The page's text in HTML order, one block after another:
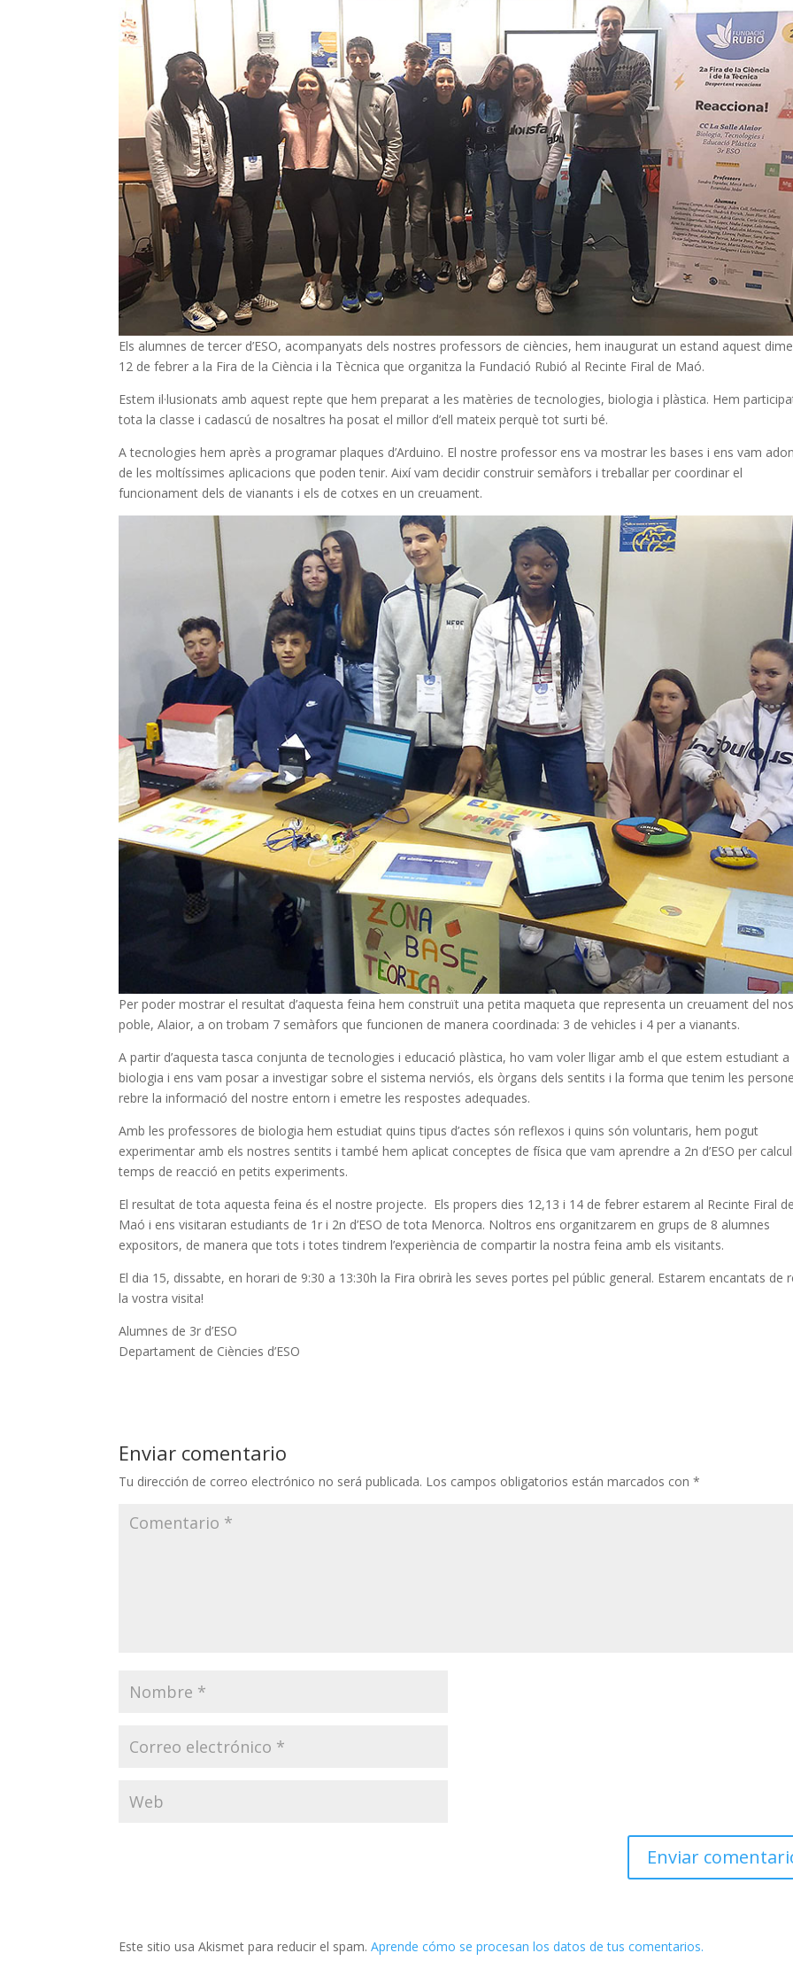
Els alumnes de tercer d’ESO, acompanyats dels nostres professors de ciències, hem inaugurat un estand aquest
12 de febrer a la Fira de la Ciència i la Tècnica que organitza la Fundació Rubió al Recinte Firal de Maó.
Estem il·lusionats amb aquest repte que hem preparat a les matèries de tecnologies, biologia i plàstica. Hem
tota la classe i cadascú de nosaltres ha posat el millor d’ell mateix perquè tot surti bé.
A tecnologies hem après a programar plaques d’Arduino. El nostre professor ens va mostrar les bases i ens vam
de les moltíssimes aplicacions que poden tenir. Així vam decidir construir semàfors i treballar per coordinar el
funcionament dels de vianants i els de cotxes en un creuament.
Per poder mostrar el resultat d’aquesta feina hem construït una petita maqueta que representa un creuament del
poble, Alaior, a on trobam 7 semàfors que funcionen de manera coordinada: 3 de vehicles i 4 per a vianants.
A partir d’aquesta tasca conjunta de tecnologies i educació plàstica, ho vam voler lligar amb el que estem estudiant a
biologia i ens vam posar a investigar sobre el sistema nerviós, els òrgans dels sentits i la forma que tenim les
rebre la informació del nostre entorn i emetre les respostes adequades.
Amb les professores de biologia hem estudiat quins tipus d’actes són reflexos i quins són voluntaris, hem pogut
experimentar amb els nostres sentits i també hem aplicat conceptes de física que vam aprendre a 2n d’ESO per
temps de reacció en petits experiments.
El resultat de tota aquesta feina és el nostre projecte. Els propers dies 12,13 i 14 de febrer estarem al Recinte Firal de
Maó i ens visitaran estudiants de 1r i 2n d’ESO de tota Menorca. Noltros ens organitzarem en grups de 8 alumnes
expositors, de manera que tots i totes tindrem l’experiència de compartir la nostra feina amb els visitants.
El dia 15, dissabte, en horari de 9:30 a 13:30h la Fira obrirà les seves portes pel públic general. Estarem encantats de
la vostra visita!
Alumnes de 3r d’ESO
Departament de Ciències d’ESO
Enviar comentario
Tu dirección de correo electrónico no será publicada. Los campos obligatorios están marcados con*
Este sitio usa Akismet para reducir el spam.Aprende cómo se procesan los datos de tus comentarios.